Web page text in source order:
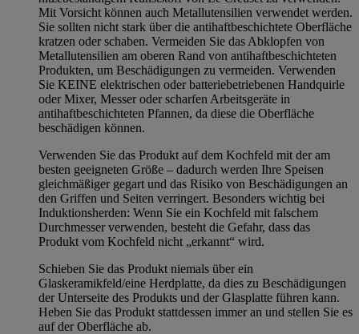
Mit Vorsicht können auch Metallutensilien verwendet werden.
Sie sollten nicht stark über die antihaftbeschichtete Oberfläche
kratzen oder schaben. Vermeiden Sie das Abklopfen von
Metallutensilien am oberen Rand von antihaftbeschichteten
Produkten, um Beschädigungen zu vermeiden. Verwenden
Sie KEINE elektrischen oder batteriebetriebenen Handquirle
oder Mixer, Messer oder scharfen Arbeitsgeräte in
antihaftbeschichteten Pfannen, da diese die Oberfläche
beschädigen können.
Verwenden Sie das Produkt auf dem Kochfeld mit der am
besten geeigneten Größe – dadurch werden Ihre Speisen
gleichmäßiger gegart und das Risiko von Beschädigungen an
den Griffen und Seiten verringert. Besonders wichtig bei
Induktionsherden: Wenn Sie ein Kochfeld mit falschem
Durchmesser verwenden, besteht die Gefahr, dass das
Produkt vom Kochfeld nicht „erkannt“ wird.
Schieben Sie das Produkt niemals über ein
Glaskeramikfeld/eine Herdplatte, da dies zu Beschädigungen
der Unterseite des Produkts und der Glasplatte führen kann.
Heben Sie das Produkt stattdessen immer an und stellen Sie es
auf der Oberfläche ab.